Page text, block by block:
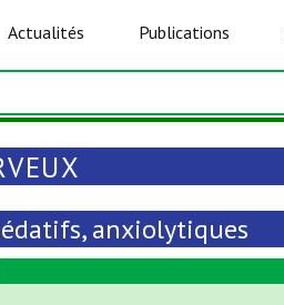
Actualités Publications
anxiolytiques